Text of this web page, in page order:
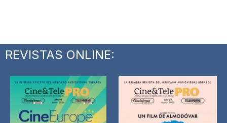
REVISTAS ONLINE: